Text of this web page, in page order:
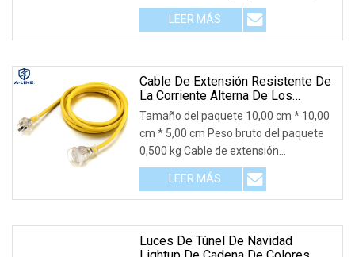
Descripción del producto Parámetros
del producto Aviso:1. Debido a la
diferencia entre diferentes monitores,
LEER MÁS
Cable De Extensión Resistente De
La Corriente Alterna De Los
Pernos De Australia SAA Tres Con
La Luz Del LED
Tamaño del paquete 10,00 cm * 10,00
cm * 5,00 cm Peso bruto del paquete
0,500 kg Cable de extensión
transparente australiano de 15 A
aprobado por SAA con luz LED ¿Por
qué elegirnos? 1. Más de 15 años en
LEER MÁS
Luces De Túnel De Navidad